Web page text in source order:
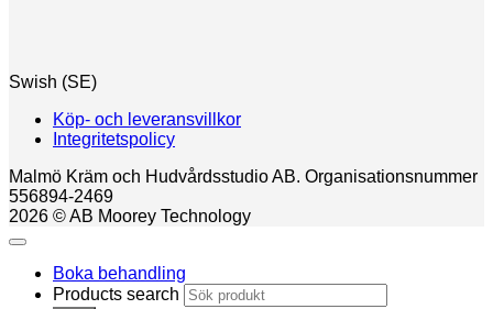
Swish (SE)
Köp- och leveransvillkor
Integritetspolicy
Malmö Kräm och Hudvårdsstudio AB. Organisationsnummer
556894-2469
2026 © AB Moorey Technology
Boka behandling
Products search